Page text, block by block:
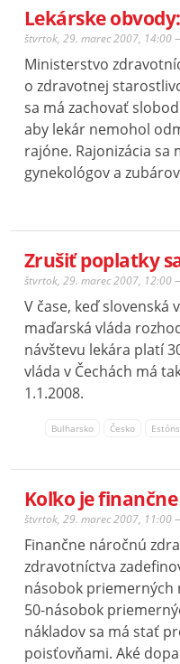
Lekárske
štvrtok, 29. marec 2007, 14:00
Ministerstvo
o zdravotnej
sa má zachovať
aby lekár nemohol
rajóne. Rajonizácia
gynekológov a
Zrušiť poplatky
štvrtok, 29. marec 2007, 12:00
V čase, keď slovenská
maďarská vláda
návštevu lekára platí
vláda v Čechách má
1.1.2008.
Bulharsko Česko
Koľko je
štvrtok, 29. marec 2007, 11:00
Finančne náročnú
zdravotníctva
násobok priemerných
50-násobok
nákladov sa má stať
poisťovňami. Aké